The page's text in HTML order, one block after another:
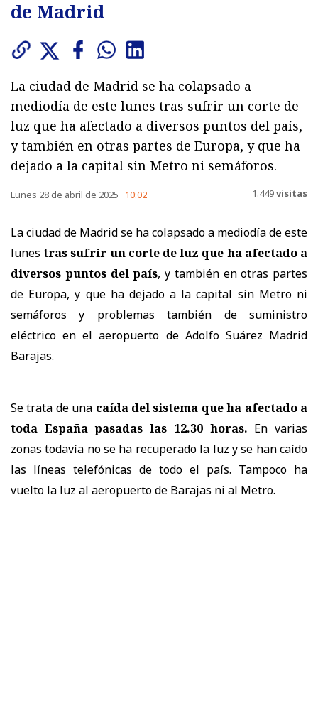
de Madrid
La ciudad de Madrid se ha colapsado a
mediodía de este lunes tras sufrir un corte de
luz que ha afectado a diversos puntos del país,
y también en otras partes de Europa, y que ha
dejado a la capital sin Metro ni semáforos.
Lunes 28 de abril de 2025 10:02 1.449visitas
La ciudad de Madrid se ha colapsado a mediodía de este
lunestras sufrir un corte de luz que ha afectado a
diversos puntos del país, y también en otras partes
de Europa, y que ha dejado a la capital sin Metro ni
semáforos y problemas también de suministro
eléctrico en el aeropuerto de Adolfo Suárez Madrid
Barajas.
Se trata de una caída del sistema que ha afectado a
toda España pasadas las 12.30 horas. En varias
zonas todavía no se ha recuperado la luz y se han caído
las líneas telefónicas de todo el país. Tampoco ha
vuelto la luz al aeropuerto de Barajas ni al Metro.